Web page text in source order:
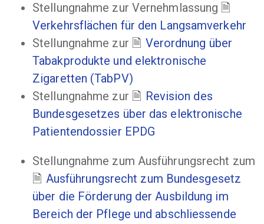
Stellungnahme zur Vernehmlassung
Verkehrsflächen für den Langsamverkehr
Stellungnahme zur
Verordnung über
Tabakprodukte und elektronische
Zigaretten (TabPV)
Stellungnahme zur
Revision des
Bundesgesetzes über das elektronische
Patientendossier EPDG
Stellungnahme zum Ausführungsrecht zum
Ausführungsrecht zum Bundesgesetz
über die Förderung der Ausbildung im
Bereich der Pflege und abschliessende